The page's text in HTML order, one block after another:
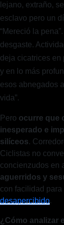
lejano, extraño,
esclavo pero un
“Mereció la
desgaste.
deja cicatrices en
y en lo más
esos abnegados
vida”.
Pero ocurre que
inesperado e
silíceos.
Ciclistas no
concienzudos en
aguerridos y
con facilidad para
desapercibido.
¿Cómo analizar